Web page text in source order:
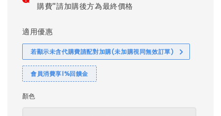
購費"請加購後方為最終價格
適用優惠
若顯示未含代購費請配對加購(未加購視同無效訂單)
會員消費享1%回饋金
顏色